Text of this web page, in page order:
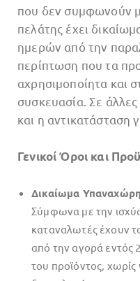
που δεν συμφωνούν
πελάτης έχει
ημερών από την
περίπτωση που τα
αχρησιμοποίητα και
συσκευασία. Σε
και η αντικατάσταση
Γενικοί Όροι και
Δικαίωμα
Σύμφωνα με την
καταναλωτές έχουν
από την αγορά εντός
του προϊόντος, χωρίς